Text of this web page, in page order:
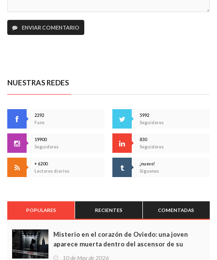
ENVIAR COMENTARIO
NUESTRAS REDES
2292
Fans
5992
Seguidores
19900
Seguidores
830
Seguidores
+ 6200
Lectores diarios
¡nuevo!
Síguenos
POPULARES RECIENTES COMENTADAS
Misterio en el corazón de Oviedo: una joven
aparece muerta dentro del ascensor de su
edificio y las cámaras captan sus últimos minutos
10 de May de 2026